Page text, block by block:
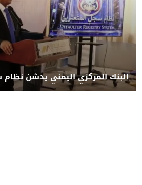
البنك المركزي اليمني يدشن